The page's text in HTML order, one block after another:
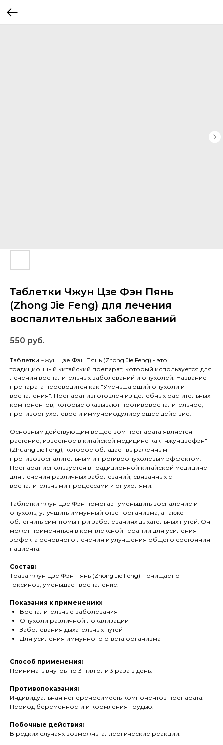
Таблетки Чжун Цзе Фэн Пянь
(Zhong Jie Feng) для лечения
воспалительных заболеваний
550 руб.
Таблетки Чжун Цзе Фэн Пянь (Zhong Jie Feng) - это
традиционный китайский препарат, который используется для
лечения воспалительных заболеваний и опухолей. Название
препарата переводится как "Уменьшающий опухоли и
воспаления". Препарат изготовлен из целебных растительных
компонентов, которые оказывают противовоспалительное,
противоопухолевое и иммуномодулирующее действие.
Основным действующим веществом препарата является
растение, известное в китайской медицине как "чжунцзефэн"
(Zhuang Jie Feng), которое обладает выраженным
противовоспалительным и противоопухолевым эффектом.
Препарат используется в традиционной китайской медицине
для лечения различных заболеваний, связанных с
воспалительными процессами и опухолями.
Таблетки Чжун Цзе Фэн помогает уменьшить воспаление и
опухоль, улучшить иммунный ответ организма, а также
облегчить симптомы при заболеваниях дыхательных путей. Он
может применяться в комплексной терапии для усиления
эффекта основного лечения и улучшения общего состояния
пациента.
Состав:
Трава Чжун Цзе Фэн Пянь (Zhong Jie Feng) – очищает от
токсинов, уменьшает воспаление.
Показания к применению:
Воспалительные заболевания
Опухоли различной локализации
Заболевания дыхательных путей
Для усиления иммунного ответа организма
Способ применения:
Принимать внутрь по 3 пилюли 3 раза в день.
Противопоказания:
Индивидуальная непереносимость компонентов препарата.
Период беременности и кормления грудью.
Побочные действия:
В редких случаях возможны аллергические реакции.